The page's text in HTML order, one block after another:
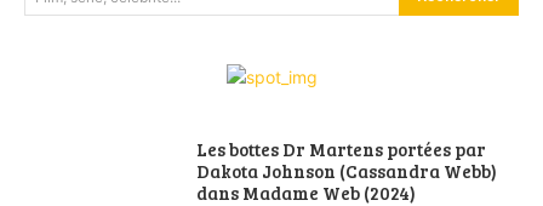
Les bottes Dr Martens portées par
Dakota Johnson (Cassandra Webb)
dans Madame Web (2024)